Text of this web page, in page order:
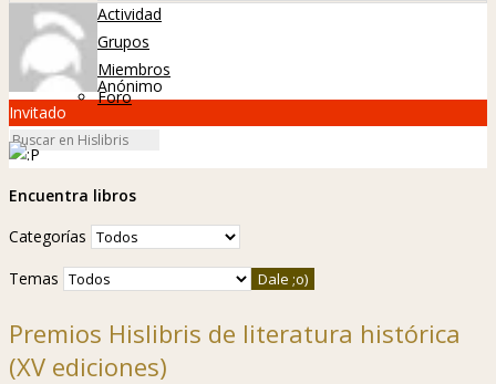
Actividad
Grupos
Miembros
Foro
Anónimo
Invitado
Encuentra libros
Categorías
Temas
Premios Hislibris de literatura histórica
(XV ediciones)